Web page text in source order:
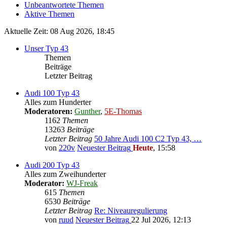
Unbeantwortete Themen
Aktive Themen
Aktuelle Zeit: 08 Aug 2026, 18:45
Unser Typ 43
Themen
Beiträge
Letzter Beitrag
Audi 100 Typ 43
Alles zum Hunderter
Moderatoren: Gunther, 5E-Thomas
1162 Themen
13263 Beiträge
Letzter Beitrag 50 Jahre Audi 100 C2 Typ 43, …
von 220v Neuester Beitrag Heute, 15:58
Audi 200 Typ 43
Alles zum Zweihunderter
Moderator: WJ-Freak
615 Themen
6530 Beiträge
Letzter Beitrag Re: Niveauregulierung
von ruud Neuester Beitrag 22 Jul 2026, 12:13